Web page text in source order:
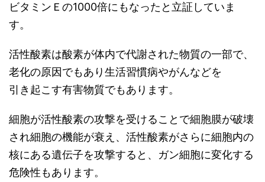
ビタミンＥの1000倍にもなったと立証していま
す。
活性酸素は酸素が体内で代謝された物質の一部で、
老化の原因でもあり生活習慣病やがんなどを
引き起こす有害物質でもあります。
細胞が活性酸素の攻撃を受けることで細胞膜が破壊
され細胞の機能が衰え、活性酸素がさらに細胞内の
核にある遺伝子を攻撃すると、ガン細胞に変化する
危険性もあります。